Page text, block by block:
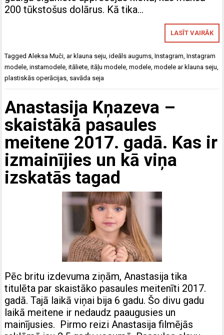
200 tūkstošus dolārus. Kā tika…
LASĪT VAIRĀK
Tagged Aleksa Muči ,ar klauna seju ,ideāls augums ,Instagram ,Instagram
modele ,instamodele ,itāliete ,itāļu modele ,modele ,modele ar klauna seju
plastiskās operācijas savāda seja
Anastasija Kņazeva –
skaistākā pasaules
meitene 2017. gadā. Kas ir
izmainījies un kā viņa
izskatās tagad
Pēc britu izdevuma ziņām, Anastasija tika
titulēta par skaistāko pasaules meitenīti 2017.
gadā. Tajā laikā viņai bija 6 gadu. Šo divu gadu
laikā meitene ir nedaudz paaugusies un
mainījusies. Pirmo reizi Anastasija filmējās